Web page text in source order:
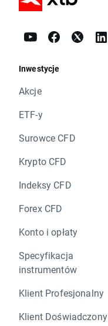
Inwestycje
Akcje
ETF-y
Surowce CFD
Krypto CFD
Indeksy CFD
Forex CFD
Konto i opłaty
Specyfikacja
instrumentów
Klient Profesjonalny
Klient Doświadczony